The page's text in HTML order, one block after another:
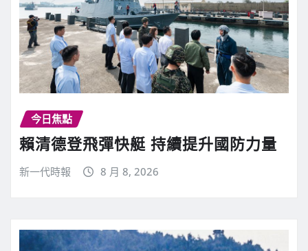
今日焦點
賴清德登飛彈快艇 持續提升國防力量
新一代時報 8 月 8, 2026